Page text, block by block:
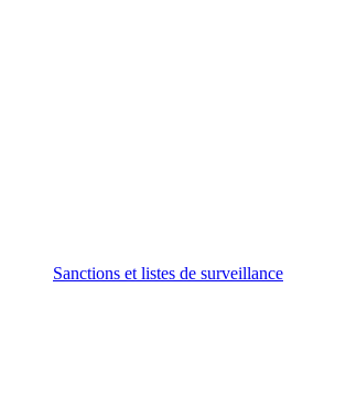
Sanctions et listes de surveillance